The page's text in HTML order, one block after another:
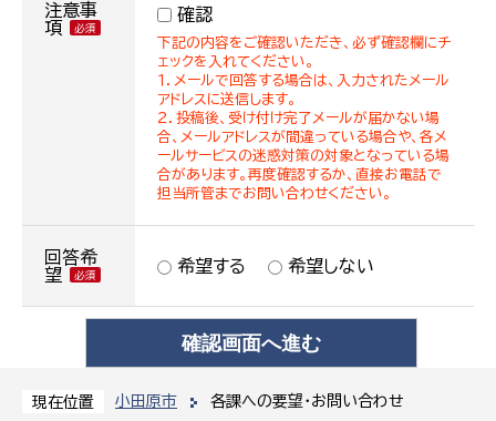
現在位置 小田原市 各課への要望・お問い合わせ
注意事
項
確認
下記の内容をご確認いただき、必ず確認欄にチ
ェックを入れてください。
１．メールで回答する場合は、入力されたメール
アドレスに送信します。
２．投稿後、受け付け完了メールが届かない場
合、メールアドレスが間違っている場合や、各メ
ールサービスの迷惑対策の対象となっている場
合があります。再度確認するか、直接お電話で
担当所管までお問い合わせください。
回答希
望
希望する 希望しない